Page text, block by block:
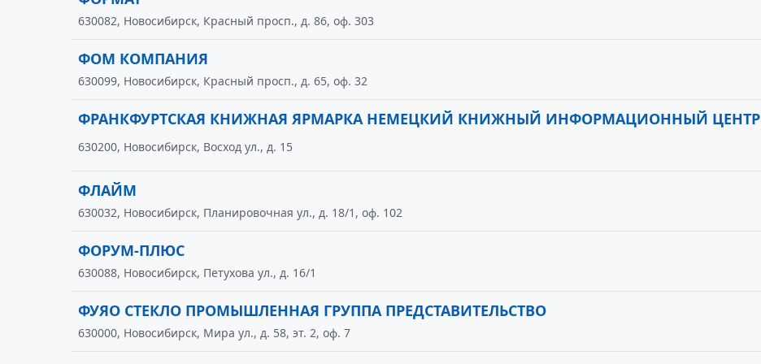
630082, Новосибирск, Красный просп., д. 86, оф. 303
ФОМ КОМПАНИЯ
630099, Новосибирск, Красный просп., д. 65, оф. 32
ФРАНКФУРТСКАЯ КНИЖНАЯ ЯРМАРКА НЕМЕЦКИЙ КНИЖНЫЙ ИНФОРМАЦИОННЫЙ ЦЕНТР
630200, Новосибирск, Восход ул., д. 15
ФЛАЙМ
630032, Новосибирск, Планировочная ул., д. 18/1, оф. 102
ФОРУМ-ПЛЮС
630088, Новосибирск, Петухова ул., д. 16/1
ФУЯО СТЕКЛО ПРОМЫШЛЕННАЯ ГРУППА ПРЕДСТАВИТЕЛЬСТВО
630000, Новосибирск, Мира ул., д. 58, эт. 2, оф. 7